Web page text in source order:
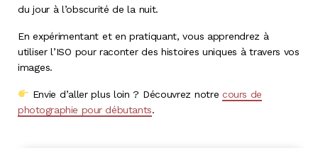
du jour à l’obscurité de la nuit.
En expérimentant et en pratiquant, vous apprendrez à
utiliser l’ISO pour raconter des histoires uniques à travers vos
images.
Envie d’aller plus loin ? Découvrez notrecours de
photographie pour débutants.